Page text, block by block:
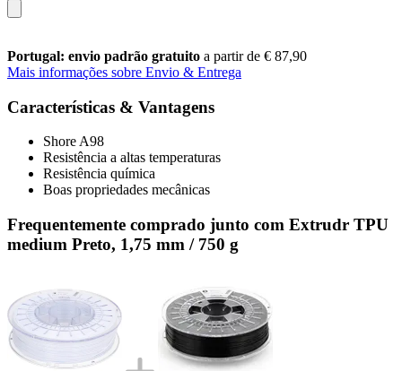
Portugal: envio padrão gratuito a partir de € 87,90
Mais informações sobre Envio & Entrega
Características & Vantagens
Shore A98
Resistência a altas temperaturas
Resistência química
Boas propriedades mecânicas
Frequentemente comprado junto com Extrudr TPU
medium Preto, 1,75 mm / 750 g